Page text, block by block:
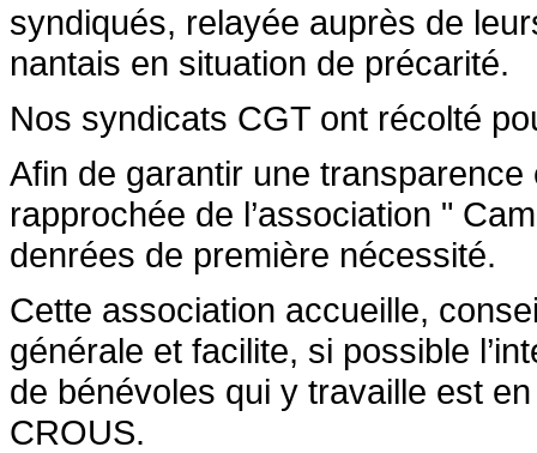
syndiqués, relayée auprès de
nantais en situation de précarité.
Nos syndicats CGT ont récolté
Afin de garantir une
rapprochée de l’association ʺ
denrées de première nécessité.
Cette association accueille,
générale et facilite, si possible
de bénévoles qui y travaille est
CROUS.